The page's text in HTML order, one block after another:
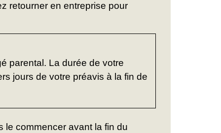
retourner en entreprise pour
parental. La durée de votre
jours de votre préavis à la fin de
le commencer avant la fin du